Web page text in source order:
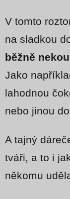
V tomto
na sladkou
běžně
Jako
lahodnou
nebo jinou
A tajný
tváři, a to i
někomu